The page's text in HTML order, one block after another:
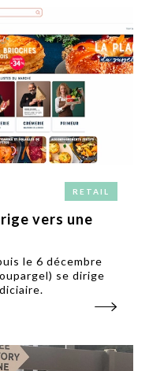
RETAIL
vers une
le 6 décembre
se dirige